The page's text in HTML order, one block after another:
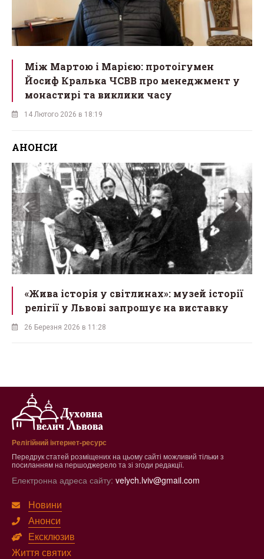
Між Мартою і Марією: протоігумен
Йосиф Кралька ЧСВВ про менеджмент у
монастирі та виклики часу
14 Лютого 2026 в 18:19
АНОНСИ
«Мученик з Карпат»: у Львові
відкривають виставку про блаженного
Симеона Лукача
Релігійний інтернет-ресурс
Передрук статей розміщених на цьому сайті можливий тільки з
посиланням на першоджерело та зі згоди редакції.
Електронна адреса сайту: velych.lviv@gmail.com
Новини
Анонси
Ексклюзив
Життя святих